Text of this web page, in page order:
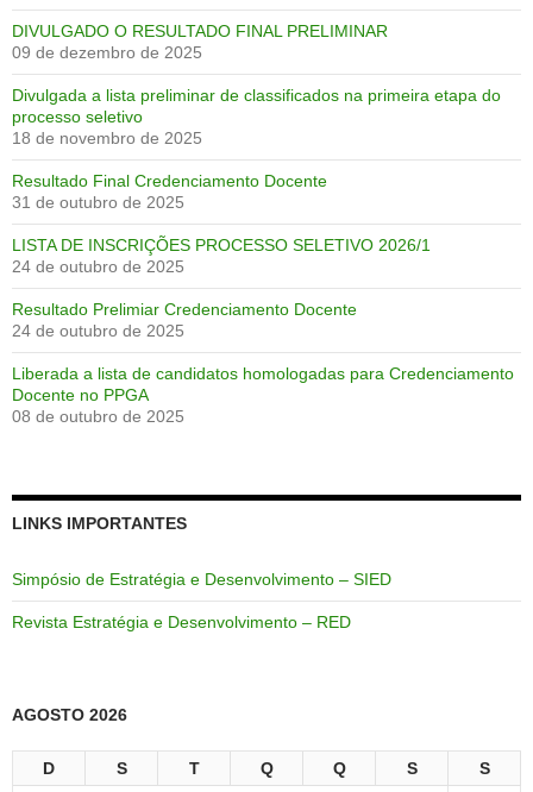
DIVULGADO O RESULTADO FINAL PRELIMINAR
09 de dezembro de 2025
Divulgada a lista preliminar de classificados na primeira etapa do
processo seletivo
18 de novembro de 2025
Resultado Final Credenciamento Docente
31 de outubro de 2025
LISTA DE INSCRIÇÕES PROCESSO SELETIVO 2026/1
24 de outubro de 2025
Resultado Prelimiar Credenciamento Docente
24 de outubro de 2025
Liberada a lista de candidatos homologadas para Credenciamento
Docente no PPGA
08 de outubro de 2025
LINKS IMPORTANTES
Simpósio de Estratégia e Desenvolvimento – SIED
Revista Estratégia e Desenvolvimento – RED
AGOSTO 2026
D S T Q Q S S